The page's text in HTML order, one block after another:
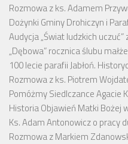
Rozmowa z ks. Adamem
Dożynki Gminy Drohiczyn i
Audycja „Świat ludzkich
„Dębowa” rocznica ślubu
100 lecie parafii Jabłoń.
Rozmowa z ks. Piotrem
Pomóżmy Siedlczance Agacie
Historia Objawień Matki Bożej
Ks. Adam Antonowicz o pracy
Rozmowa z Markiem